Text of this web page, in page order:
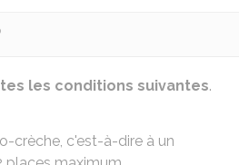
les conditions suivantes.
crèche, c'est-à-dire à un